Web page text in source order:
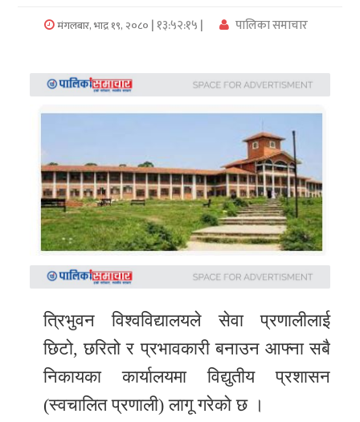
प्रदेश/
समाचार
अन्तरवार्ता
फोटो
समाचार
भिडियो
समाचार
समाचार
Preeti
unicode
मंगलबार, भाद्र १९, २०८० | १३:५२:१५ | पालिका समाचार
त्रिभुवन विश्वविद्यालयले सेवा प्रणालीलाई
छिटो, छरितो र प्रभावकारी बनाउन आफ्ना सबै
निकायका कार्यालयमा विद्युतीय प्रशासन
(स्वचालित प्रणाली) लागू गरेको छ ।